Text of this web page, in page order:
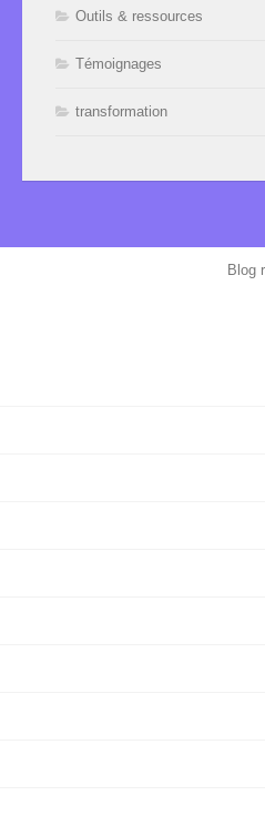
Outils & ressources
Témoignages
transformation
Blog